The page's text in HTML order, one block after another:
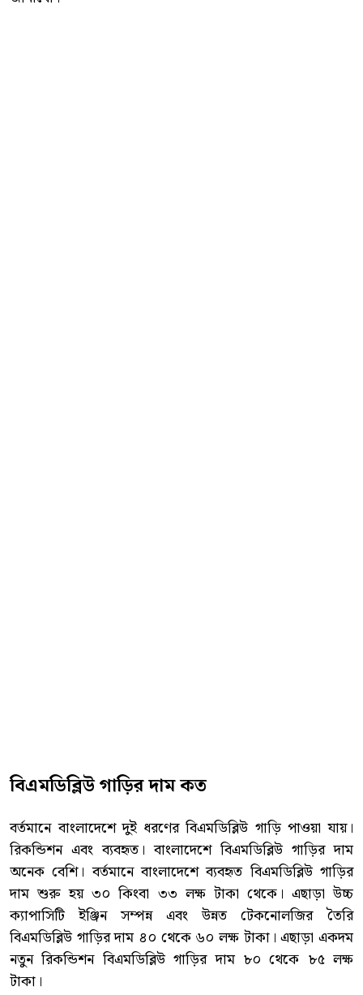
বিএমডিব্লিউ গাড়ির দাম কত
বর্তমানে বাংলাদেশে দুই ধরণের বিএমডিব্লিউ গাড়ি পাওয়া যায়।
রিকন্ডিশন এবং ব্যবহৃত। বাংলাদেশে বিএমডিব্লিউ গাড়ির দাম
অনেক বেশি। বর্তমানে বাংলাদেশে ব্যবহৃত বিএমডিব্লিউ গাড়ির
দাম শুরু হয় ৩০ কিংবা ৩৩ লক্ষ টাকা থেকে। এছাড়া উচ্চ
ক্যাপাসিটি ইঞ্জিন সম্পন্ন এবং উন্নত টেকনোলজির তৈরি
বিএমডিব্লিউ গাড়ির দাম ৪০ থেকে ৬০ লক্ষ টাকা। এছাড়া একদম
নতুন রিকন্ডিশন বিএমডিব্লিউ গাড়ির দাম ৮০ থেকে ৮৫ লক্ষ
টাকা।